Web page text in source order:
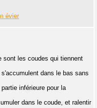
évier
sont les coudes qui tiennent
dans le bas sans
inférieure pour la
dans le coude, et ralentir